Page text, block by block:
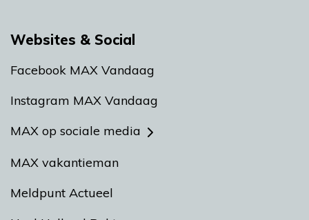
Websites & Social
Facebook MAX Vandaag
Instagram MAX Vandaag
MAX op sociale media
MAX vakantieman
Meldpunt Actueel